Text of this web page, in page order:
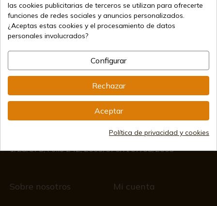
Información
(+34)978 877 088
De lunes a viernes de 09:00 a 15:00
1/28/578, Folio 242, 2003/670/N/07/08/2003
Sobre nosotros Mi cuenta
las cookies publicitarias de terceros se utilizan para ofrecerte
funciones de redes sociales y anuncios personalizados.
¿Aceptas estas cookies y el procesamiento de datos
personales involucrados?
Configurar
Rechazar
Aceptar
Política de privacidad y cookies